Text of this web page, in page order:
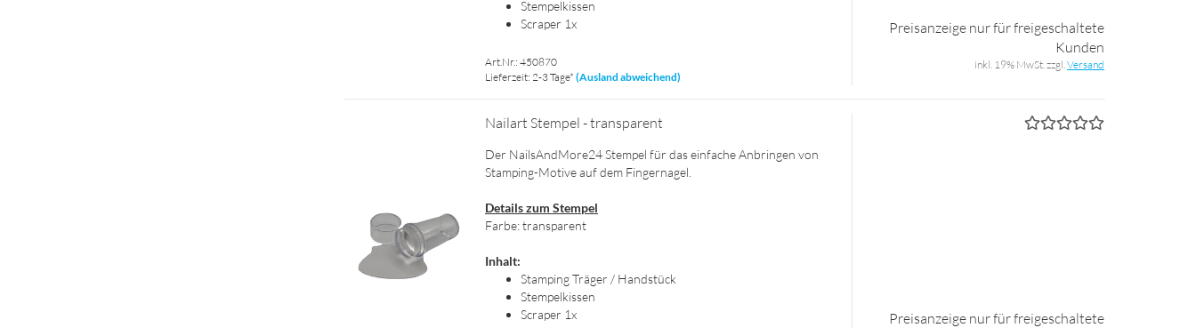
Stem­pel­kis­sen
Scra­per 1x
Art.Nr.: 450870
Lieferzeit: 2-3 Tage* (Ausland abweichend)
Preisanzeige nur für freigeschaltete
Kunden
inkl. 19% MwSt. zzgl.Versand
Nai­l­art Stem­pel - trans­pa­rent
Der NailsAndMore24 Stem­pel für das ein­fa­che An­brin­gen von
Stamping-​Motive auf dem Fin­ger­na­gel.
De­tails zum Stem­pel
Farbe: trans­pa­rent
In­halt:
Stam­ping Trä­ger / Hand­stück
Stem­pel­kis­sen
Scra­per 1x
Preisanzeige nur für freigeschaltete